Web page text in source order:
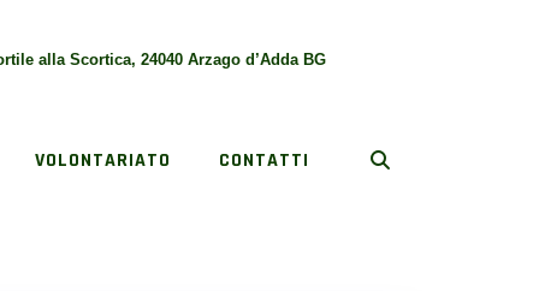
alla Scortica, 24040 Arzago d’Adda BG
VOLONTARIATO CONTATTI